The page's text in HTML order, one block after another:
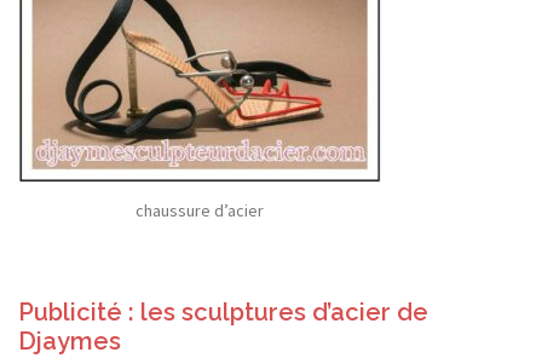
chaussure d’acier
Publicité : les sculptures d’acier de
Djaymes